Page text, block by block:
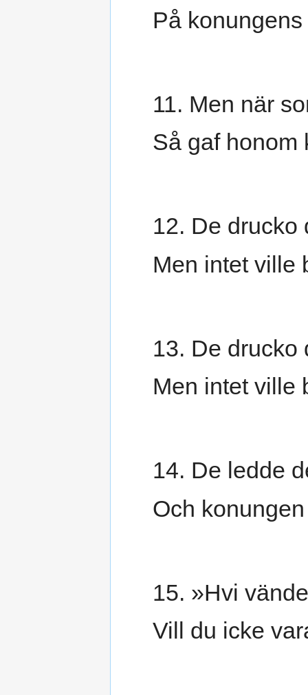
På
11. Men när
Så gaf honom
12. De drucko
Men intet ville
13. De drucko
Men intet ville
14. De ledde
Och
15. »Hvi
Vill du icke